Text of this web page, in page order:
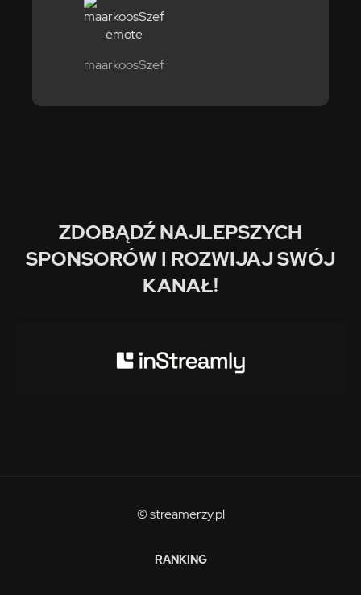
maarkoosSzef
ZDOBĄDŹ NAJLEPSZYCH
SPONSORÓW I ROZWIJAJ SWÓJ
KANAŁ!
© streamerzy.pl
RANKING